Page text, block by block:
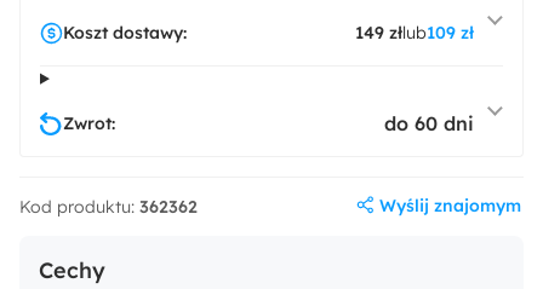
Cechy
Koszt dostawy: 149 złlub109 zł
Zwrot: do 60 dni
Kod produktu: 362362 Wyślij znajomym